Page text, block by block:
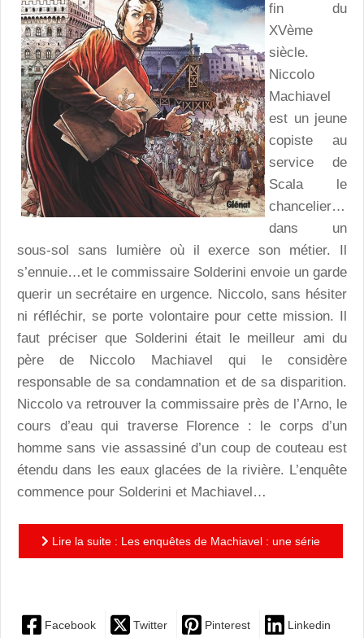
fin du
XVème
siècle.
Niccolo
Machiavel
est un jeune
copiste au
service de
Scala le
chancelier…
dans un
sous-sol sans lumière où il exerce son métier. Il
s’ennuie…et le commissaire Solderini envoie un garde
querir un secrétaire en urgence. Niccolo, sans hésiter
ni réfléchir, se porte volontaire pour cette mission. Il
faut préciser que Solderini était le meilleur ami du
père de Niccolo Machiavel qui le considère
responsable de sa condamnation et de sa disparition.
Niccolo va retrouver la commissaire près de l’Arno, le
cours d’eau qui traverse Florence : le corps d’un
homme sans vie assassiné d’un coup de couteau est
étendu dans les eaux glacées de la rivière. L’enquête
commence pour Solderini et Machiavel…
Lire la suite : Les enquêtes de Machiavel : une série
Facebook Twitter Pinterest Linkedin